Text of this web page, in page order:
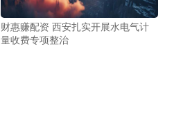
财惠赚配资 西安扎实开展水电气计
量收费专项整治